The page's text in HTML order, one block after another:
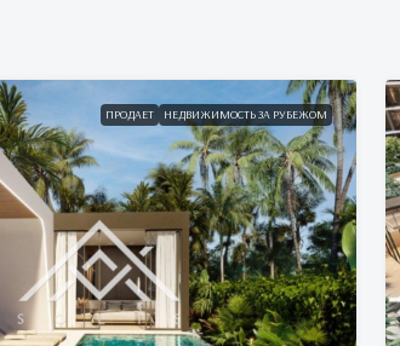
ПРОДАЕТ НЕДВИЖИМОСТЬ ЗА РУБЕЖОМ